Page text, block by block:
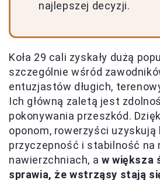
najlepszej decyzji.
Koła 29 cali zyskały dużą
szczególnie wśród
entuzjastów długich,
Ich główną zaletą jest
pokonywania przeszkód.
oponom, rowerzyści uzyskują
przyczepność i stabilność na
nawierzchniach, a w większa
sprawia, że wstrząsy stają